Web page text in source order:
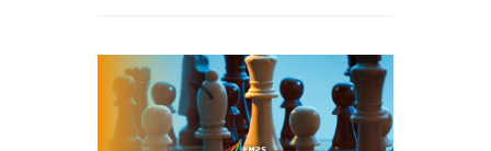
cantidad de detalles que
merecen, he decidido
escribir un artículo para